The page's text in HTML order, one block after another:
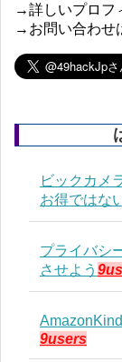
→詳しいプロフ
→お問い合わせ
ビックカメ
お得ではな
プライバシ
させよう
9users